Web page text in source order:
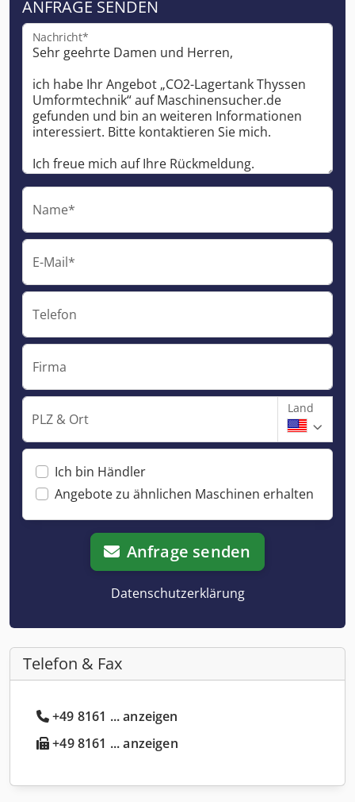
ANFRAGE SENDEN
Nachricht*
Name*
E-Mail*
Telefon
Firma
PLZ & Ort
Land
Ich bin Händler
Angebote zu ähnlichen Maschinen erhalten
Anfrage senden
Datenschutzerklärung
Telefon & Fax
+49 8161 ... anzeigen
+49 8161 ... anzeigen